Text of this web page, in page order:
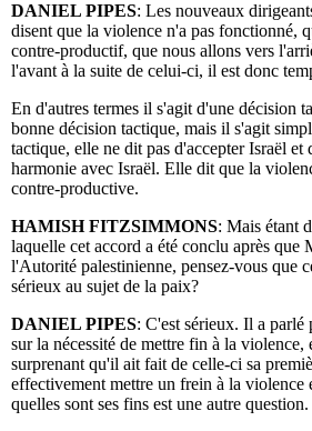
DANIEL PIPES: Les nouveaux
disent que la violence n'a pas fonctionné,
contre-productif, que nous allons vers
l'avant à la suite de celui-ci, il est donc
En d'autres termes il s'agit d'une décision
bonne décision tactique, mais il s'agit
tactique, elle ne dit pas d'accepter Israël et
harmonie avec Israël. Elle dit que la
contre-productive.
HAMISH FITZSIMMONS: Mais étant
laquelle cet accord a été conclu après que
l'Autorité palestinienne, pensez-vous que
sérieux au sujet de la paix?
DANIEL PIPES: C'est sérieux. Il a parlé
sur la nécessité de mettre fin à la violence,
surprenant qu'il ait fait de celle-ci sa
effectivement mettre un frein à la violence
quelles sont ses fins est une autre question.